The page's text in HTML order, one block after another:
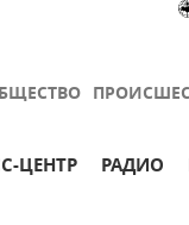
ЦЕНТР РАДИО